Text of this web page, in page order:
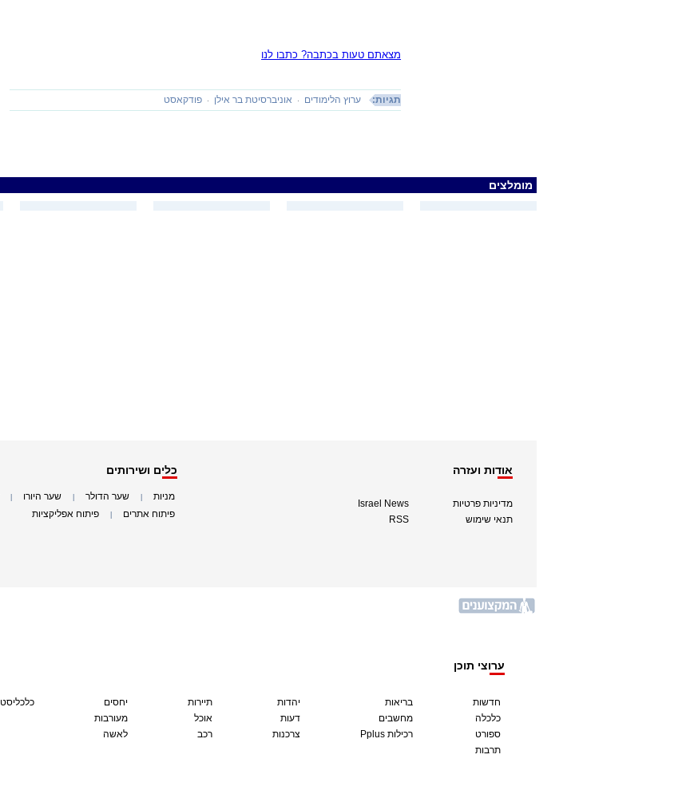
מצאתם טעות בכתבה? כתבו לנו
תגיות: ערוץ הלימודים אוניברסיטת בר אילן פודקאסט
מומלצים
אודות ועזרה
מדיניות פרטיות
תנאי שימוש
Israel News
RSS
כלים ושירותים
מניות שער הדולר שער היורו
פיתוח אתרים פיתוח אפליקציות
ערוצי תוכן
חדשות
כלכלה
ספורט
תרבות
בריאות
מחשבים
Pplus רכילות
יהדות
דעות
צרכנות
תיירות
אוכל
רכב
יחסים
מעורבות
לאשה
כלכליסט